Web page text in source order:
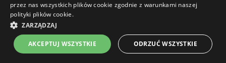
Literaci polecają
przez nas wszystkich plików cookie zgodnie z warunkami naszej
polityki plików cookie.
ZARZĄDZAJ
AKCEPTUJ WSZYSTKIE ODRZUĆ WSZYSTKIE